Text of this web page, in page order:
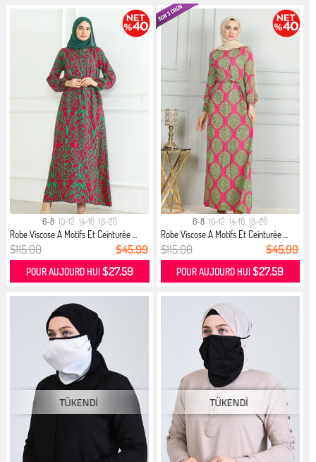
6-8 10-12 14-16 18-20
Robe Viscose A Motifs Et Ceinturée ...
$115.00 $45.99
POUR AUJOURD HUI $27.59
6-8 10-12 14-16 18-20
Robe Viscose A Motifs Et Ceinturée ...
$115.00 $45.99
POUR AUJOURD HUI$27.59